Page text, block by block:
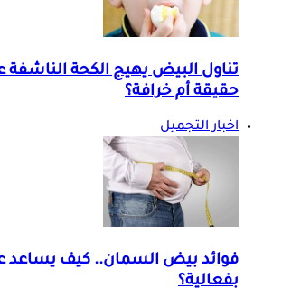
تناول البيض يهيج الكحة الناشفة
حقيقة أم خرافة؟
اخبار التجميل
فوائد بيض السمان.. كيف يساعد
بفعالية؟